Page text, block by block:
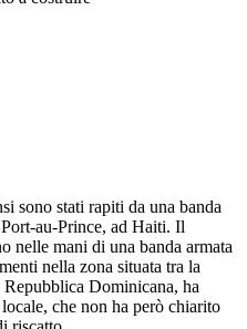
sono stati rapiti da una banda
au-Prince, ad Haiti. Il
nelle mani di una banda armata
nella zona situata tra la
Dominicana, ha
che non ha però chiarito